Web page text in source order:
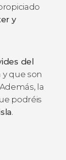
y
del
que son
la
podréis
.